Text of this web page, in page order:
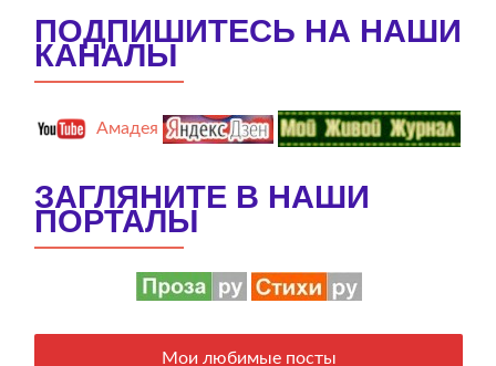
ПОДПИШИТЕСЬ НА НАШИ
КАНАЛЫ
Амадея
ЗАГЛЯНИТЕ В НАШИ
ПОРТАЛЫ
Мои любимые посты